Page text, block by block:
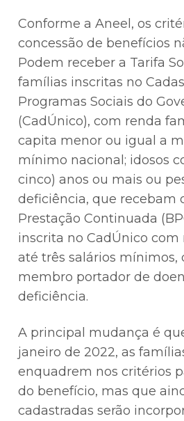
Conforme a Aneel, os
concessão de benefícios
Podem receber a Tarifa
famílias inscritas no
Programas Sociais do
(CadÚnico), com renda
capita menor ou igual a
mínimo nacional; idosos
cinco) anos ou mais ou
deficiência, que recebam
Prestação Continuada
inscrita no CadÚnico
até três salários mínimos,
membro portador de
deficiência.
A principal mudança é
janeiro de 2022, as
enquadrem nos critérios
do benefício, mas que
cadastradas serão